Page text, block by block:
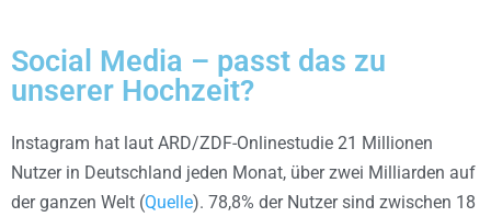
Social Media – passt das zu
unserer Hochzeit?
Instagram hat laut ARD/ZDF-Onlinestudie 21 Millionen
Nutzer in Deutschland jeden Monat, über zwei Milliarden auf
der ganzen Welt (Quelle). 78,8% der Nutzer sind zwischen 18